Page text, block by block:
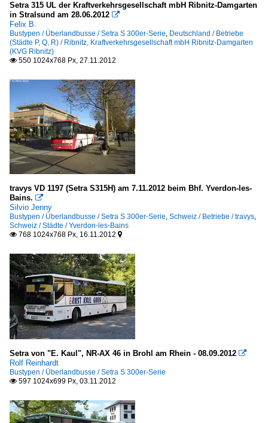
Setra 315 UL der Kraftverkehrsgesellschaft mbH Ribnitz-Damgarten
in Stralsund am 28.06.2012 
Felix B.
Bustypen / Überlandbusse / Setra S 300er-Serie, Deutschland / Betriebe
(Städte P, Q, R) / Ribnitz, Kraftverkehrsgesellschaft mbH Ribnitz-Damgarten
(KVG Ribnitz)
 550 1024x768 Px, 27.11.2012
travys VD 1197 (Setra S315H) am 7.11.2012 beim Bhf. Yverdon-les-
Bains. 
Silvio Jenny
Bustypen / Überlandbusse / Setra S 300er-Serie, Schweiz / Betriebe / travys,
Schweiz / Städte / Yverdon-les-Bains
 768 1024x768 Px, 16.11.2012 
Setra von "E. Kaul", NR-AX 46 in Brohl am Rhein - 08.09.2012 
Rolf Reinhardt
Bustypen / Überlandbusse / Setra S 300er-Serie
 597 1024x699 Px, 03.11.2012